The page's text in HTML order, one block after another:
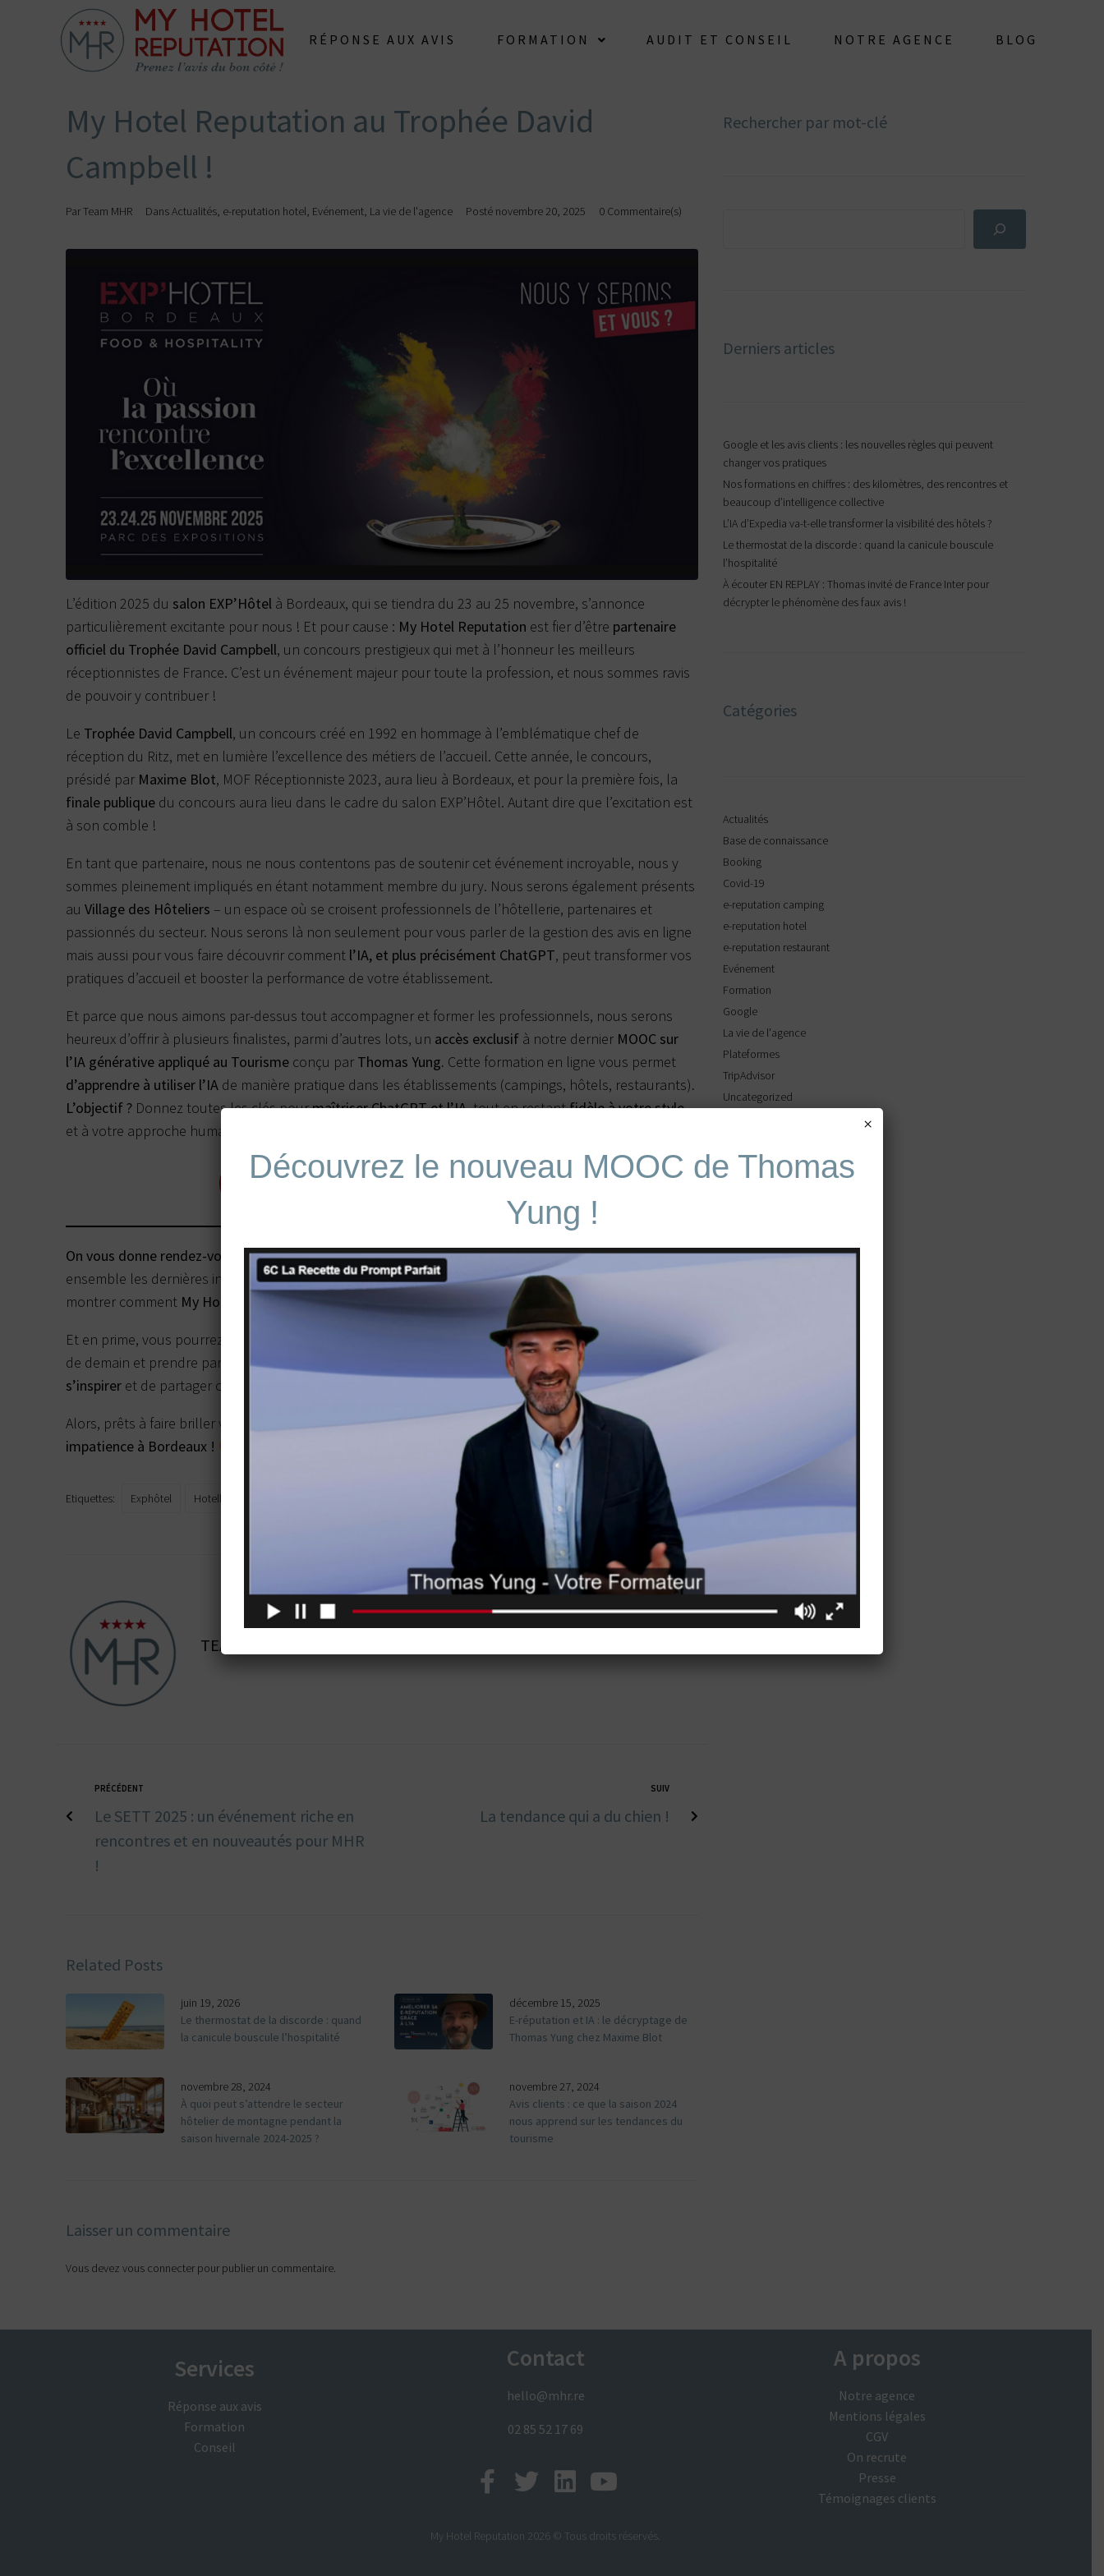
RÉPONSE AUX AVIS FORMATION AUDIT ET CONSEIL NOTRE AGENCE BLOG
My Hotel Reputation au Trophée David
Campbell !
ParTeam MHR DansActualités, e-reputation hotel, Evénement, La vie de l'agence Posté novembre 20, 2025 0 Commentaire(s)
L’édition 2025 du salon EXP’Hôtelà Bordeaux, qui se tiendra du 23 au 25 novembre, s’annonce
particulièrement excitante pour nous ! Et pour cause : My Hotel Reputation est fier d’être partenaire
officiel du Trophée David Campbell, un concours prestigieux qui met à l’honneur les meilleurs
réceptionnistes de France. C’est un événement majeur pour toute la profession, et nous sommes ravis
de pouvoir y contribuer !
Le Trophée David Campbell, un concours créé en 1992 en hommage à l’emblématique chef de
réception du Ritz, met en lumière l’excellence des métiers de l’accueil. Cette année, le concours,
présidé par Maxime Blot, MOF Réceptionniste 2023, aura lieu à Bordeaux, et pour la première fois, la
finale publiquedu concours aura lieu dans le cadre du salon EXP’Hôtel. Autant dire que l’excitation est
à son comble !
En tant que partenaire, nous ne nous contentons pas de soutenir cet événement incroyable, nous y
sommes pleinement impliqués en étant notamment membre du jury. Nous serons également présents
au Village des Hôteliers – un espace où se croisent professionnels de l’hôtellerie, partenaires et
passionnés du secteur. Nous serons là non seulement pour vous parler de la gestion des avis en ligne
mais aussi pour vous faire découvrir comment l’IA, et plus précisément ChatGPT, peut transformer vos
pratiques d’accueil et booster la performance de votre établissement.
Et parce que nous aimons par-dessus tout accompagner et former les professionnels, nous serons
heureux d’offrir à plusieurs finalistes, parmi d’autres lots, un accès exclusif à notre dernierMOOC sur
l’IA générative appliqué au Tourisme conçu parThomas Yung. Cette formation en ligne vous permet
d’apprendre à utiliser l’IAde manière pratique dans les établissements (campings, hôtels, restaurants).
L’objectif ?Donnez toutes les clés pourmaîtriser ChatGPT et l’IA, tout en restantfidèle à votre style
et à votre approche humaine.
Découvrez notre nouveau MOOC sur l’IA !
On vous donne rendez-vous au Parc des Expositions de Bordeauxpour échanger et découvrir
ensemble les dernières innovations du secteur. Nous avons hâte de discuter avec vous et de vous
montrer comment My Hotel Reputationpeut vous aider à faire briller votre établissement !
Et en prime, vous pourrez suivre de près les
épreuves du Trophée David Campbell, applaudir les talents
de demain et prendre part à des moments conviviaux. C’est l’occasion parfaite denetworker
s’inspireret de partager cette passion commune pour l’hôtellerie de qualité.
Alors, prêts à faire briller votre hôtel et à découvrir les secrets de l’accueil parfait ?On vous attend avec
impatience à Bordeaux!
Etiquettes: Exphôtel Hotellerie Restauration Trophé David Campbell
TEAM MHR
PRÉCÉDENT
Le SETT 2025 : un événement riche en
rencontres et en nouveautés pour MHR
!
SUIV
La tendance qui a du chien !
Related Posts
juin 19, 2026
Le thermostat de la discorde : quand
la canicule bouscule l’hospitalité
décembre 15, 2025
E-réputation et IA : le décryptage de
Thomas Yung chez Maxime Blot
novembre 28, 2024
À quoi peut s’attendre le secteur
hôtelier de montagne pendant la
saison hivernale 2024-2025 ?
novembre 27, 2024
Avis clients : ce que la saison 2024
nous apprend sur les tendances du
tourisme
Laisser un commentaire
Vous devez vous connecterpour publier un commentaire.
Rechercher par mot-clé
Derniers articles
Google et les avis clients : les nouvelles règles qui peuvent
changer vos pratiques
Nos formations en chiffres : des kilomètres, des rencontres et
beaucoup d’intelligence collective
L’IA d’Expedia va-t-elle transformer la visibilité des hôtels ?
Le thermostat de la discorde : quand la canicule bouscule
l’hospitalité
À écouter EN REPLAY : Thomas invité de France Inter pour
décrypter le phénomène des faux avis !
Catégories
Actualités
Base de connaissance
Booking
Covid-19
e-reputation camping
e-reputation hotel
e-reputation restaurant
Evénement
Formation
Google
La vie de l'agence
Plateformes
TripAdvisor
Uncategorized
Services
Réponse aux avis
Formation
Conseil
Contact
hello@mhr.re
02 85 52 17 69
My Hotel Reputation 2026 © Tous droits réservés.
A propos
Notre agence
Mentions légales
CGV
On recrute
Presse
Témoignages clients
Découvrez le nouveau MOOC de Thomas
Yung !
×